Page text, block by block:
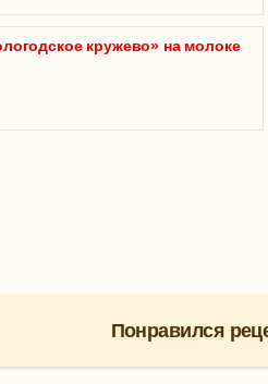
кружево» на молоке
Понравился